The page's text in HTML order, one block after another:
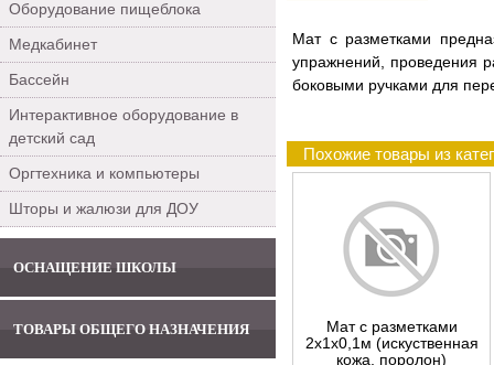
Оборудование пищеблока
Медкабинет
Бассейн
Интерактивное оборудование в
детский сад
Оргтехника и компьютеры
Шторы и жалюзи для ДОУ
ОСНАЩЕНИЕ ШКОЛЫ
ТОВАРЫ ОБЩЕГО НАЗНАЧЕНИЯ
Мат с разметками
упражнений, проведения
боковыми ручками для
Похожие товары из
Мат с разметками
2х1х0,1м (искуственная
кожа, поролон)